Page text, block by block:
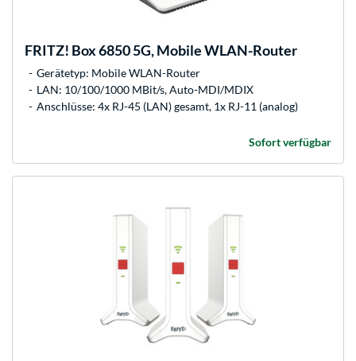
FRITZ! Box 6850 5G, Mobile WLAN-Router
Gerätetyp: Mobile WLAN-Router
LAN: 10/100/1000 MBit/s, Auto-MDI/MDIX
Anschlüsse: 4x RJ-45 (LAN) gesamt, 1x RJ-11 (analog)
Sofort verfügbar